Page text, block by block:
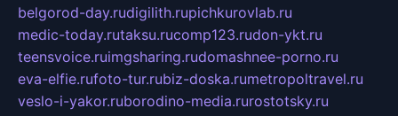
belgorod-day.rudigilith.rupichkurovlab.ru
medic-today.rutaksu.rucomp123.rudon-ykt.ru
teensvoice.ruimgsharing.rudomashnee-porno.ru
eva-elfie.rufoto-tur.rubiz-doska.rumetropoltravel.ru
veslo-i-yakor.ruborodino-media.rurostotsky.ru